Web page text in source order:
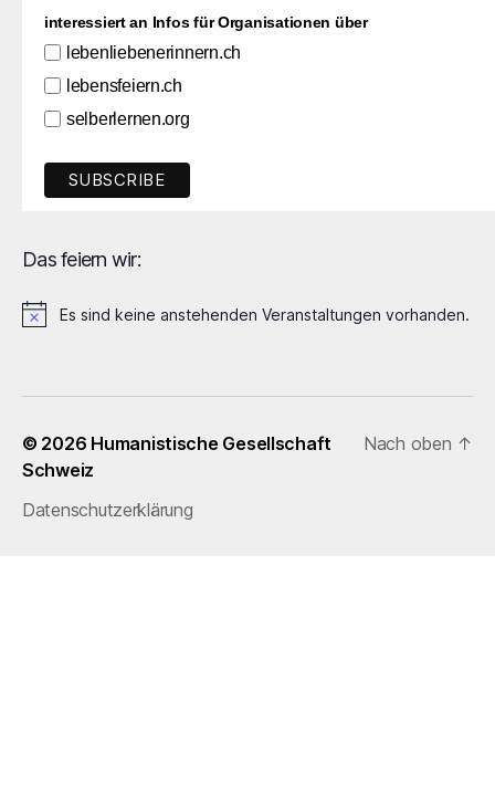
interessiert an Infos für Organisationen über
lebenliebenerinnern.ch
lebensfeiern.ch
selberlernen.org
Das feiern wir:
H
s
Es sind keine anstehenden Veranstaltungen vorhanden.
© 2026 Humanistische Gesellschaft
Schweiz
Datenschutzerklärung
Nach oben ↑